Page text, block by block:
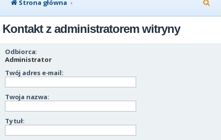
Strona główna
z
Kontakt z administratorem witryny
Odbiorca:
Administrator
Twój adres e-mail:
Twoja nazwa:
Tytuł: